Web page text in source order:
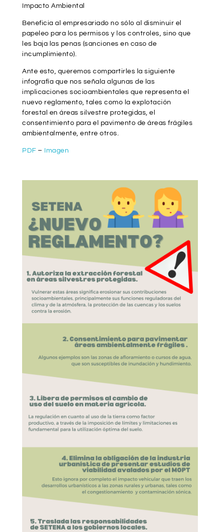
Impacto Ambiental
Beneficia al empresariado no sólo al disminuir el
papeleo para los permisos y los controles, sino que
les baja las penas (sanciones en caso de
incumplimiento).
Ante esto, queremos compartirles la siguiente
infografía que nos señala algunas de las
implicaciones socioambientales que representa el
nuevo reglamento, tales como la explotación
forestal en áreas silvestre protegidas, el
consentimiento para el pavimento de áreas frágiles
ambientalmente, entre otros.
PDF – Imagen